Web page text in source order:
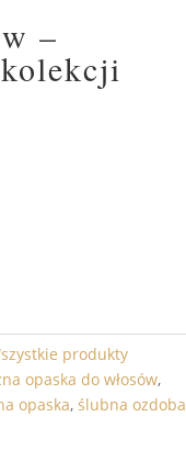
–
produkty
opaska do włosów,
opaska, ślubna ozdoba